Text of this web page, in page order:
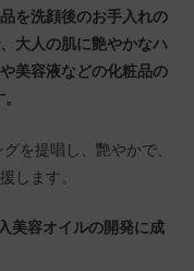
を洗顔後のお手入れの
大人の肌に艶やかなハ
美容液などの化粧品の
を提唱し、艷やかで、
します。
美容オイルの開発に成